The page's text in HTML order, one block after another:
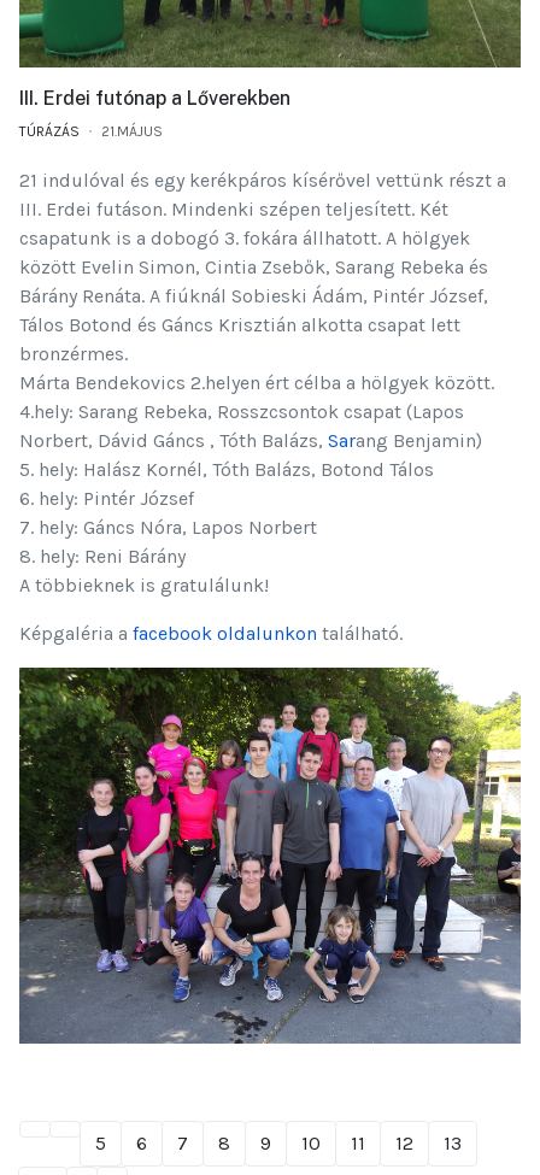
III. Erdei futónap a Lőverekben
TÚRÁZÁS 21.MÁJUS
21 indulóval és egy kerékpáros kísérővel vettünk részt a
III. Erdei futáson. Mindenki szépen teljesített. Két
csapatunk is a dobogó 3. fokára állhatott. A hölgyek
között Evelin Simon, Cintia Zsebők, Sarang Rebeka és
Bárány Renáta. A fiúknál Sobieski Ádám, Pintér József,
Tálos Botond és Gáncs Krisztián alkotta csapat lett
bronzérmes.
Márta Bendekovics 2.helyen ért célba a hölgyek között.
4.hely: Sarang Rebeka, Rosszcsontok csapat (Lapos
Norbert, Dávid Gáncs , Tóth Balázs, Sarang Benjamin)
5. hely: Halász Kornél, Tóth Balázs, Botond Tálos
6. hely: Pintér József
7. hely: Gáncs Nóra, Lapos Norbert
8. hely: Reni Bárány
A többieknek is gratulálunk!
Képgaléria a facebook oldalunkon található.
5 6 7 8 9 10 11 12
13